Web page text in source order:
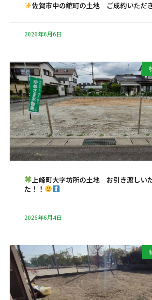
佐賀市中の館町の土地 ご成約いただ
2026年6月6日
上峰町大字坊所の土地 お引き渡しい
た！！
2026年6月4日